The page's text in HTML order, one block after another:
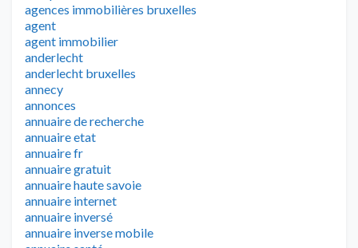
agences immobilières bruxelles
agent
agent immobilier
anderlecht
anderlecht bruxelles
annecy
annonces
annuaire de recherche
annuaire etat
annuaire fr
annuaire gratuit
annuaire haute savoie
annuaire internet
annuaire inversé
annuaire inverse mobile